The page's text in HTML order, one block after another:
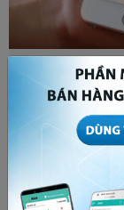
Bóp tương
chấp thuật